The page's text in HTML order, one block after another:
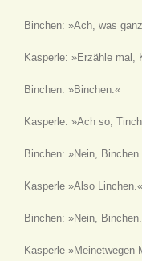
Binchen: »Ach, was
Kasperle: »Erzähle mal,
Binchen: »Binchen.«
Kasperle: »Ach so,
Binchen: »Nein,
Kasperle »Also Linchen.«
Binchen: »Nein,
Kasperle »Meinetwegen